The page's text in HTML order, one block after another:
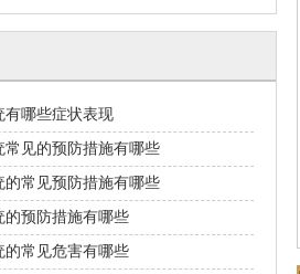
有哪些症状表现
常见的预防措施有哪些
的常见预防措施有哪些
的预防措施有哪些
的常见危害有哪些